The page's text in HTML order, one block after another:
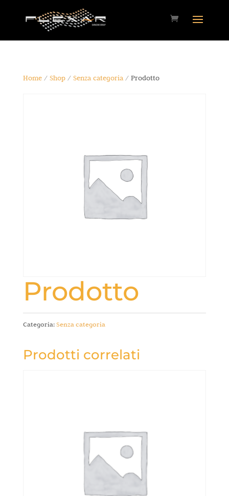
Home/ Shop/ Senza categoria/ Prodotto
Prodotto
Categoria:Senza categoria
Prodotti correlati